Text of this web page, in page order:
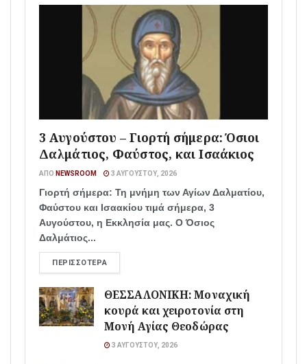
3 Αυγούστου – Γιορτή σήμερα: Όσιοι
Δαλμάτιος, Φαύστος, και Ισαάκιος
ΑΠΌ NEWSROOM 3 ΑΥΓΟΎΣΤΟΥ, 2026
Γιορτή σήμερα: Τη μνήμη των Αγίων Δαλματίου,
Φαύστου και Ισαακίου τιμά σήμερα, 3
Αυγούστου, η Εκκλησία μας. Ο Όσιος
Δαλμάτιος...
ΠΕΡΙΣΣΌΤΕΡΑ
ΘΕΣΣΑΛΟΝΙΚΗ: Μοναχική
κουρά και χειροτονία στη
Μονή Αγίας Θεοδώρας
3 ΑΥΓΟΎΣΤΟΥ, 2026